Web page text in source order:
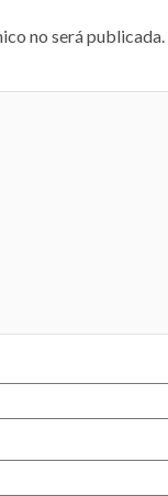
no será publicada.